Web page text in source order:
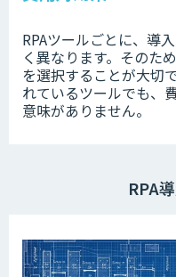
RPAツールごとに、導
く異なります。そのた
を選択することが大切
れているツールでも、
意味がありません。
RPA